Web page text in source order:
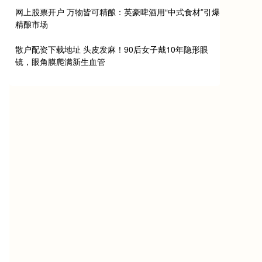
网上股票开户 万物皆可精酿：英豪啤酒用“中式食材”引爆
精酿市场
散户配资下载地址 头皮发麻！90后女子戴10年隐形眼
镜，眼角膜爬满新生血管